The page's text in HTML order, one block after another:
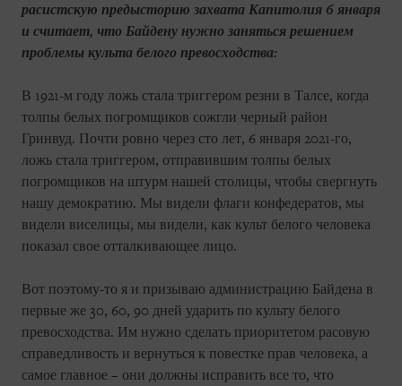
расистскую предысторию захвата Капитолия 6 января
и считает, что Байдену нужно заняться решением
проблемы культа белого превосходства:
В 1921-м году ложь стала триггером резни в Талсе, когда
толпы белых погромщиков сожгли черный район
Гринвуд. Почти ровно через сто лет, 6 января 2021-го,
ложь стала триггером, отправившим толпы белых
погромщиков на штурм нашей столицы, чтобы свергнуть
нашу демократию. Мы видели флаги конфедератов, мы
видели виселицы, мы видели, как культ белого человека
показал свое отталкивающее лицо.
Вот поэтому-то я и призываю администрацию Байдена в
первые же 30, 60, 90 дней ударить по культу белого
превосходства. Им нужно сделать приоритетом расовую
справедливость и вернуться к повестке прав человека, а
самое главное – они должны исправить все то, что